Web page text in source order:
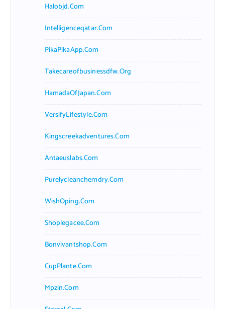
Halobjd.com
Intelligenceqatar.com
PikaPikaApp.com
Takecareofbusinessdfw.org
HamadaOfJapan.com
VersifyLifestyle.com
Kingscreekadventures.com
Antaeuslabs.com
Purelycleanchemdry.com
WishOping.com
Shoplegacee.com
Bonvivantshop.com
CupPlante.com
Mpzin.com